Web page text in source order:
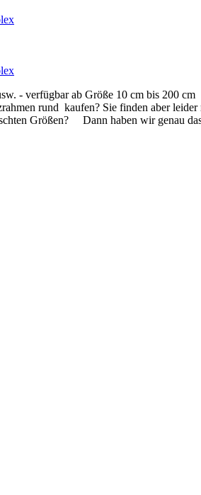
- verfügbar ab Größe 10 cm bis 200 cm
rund kaufen? Sie finden aber leider
Größen? Dann haben wir genau